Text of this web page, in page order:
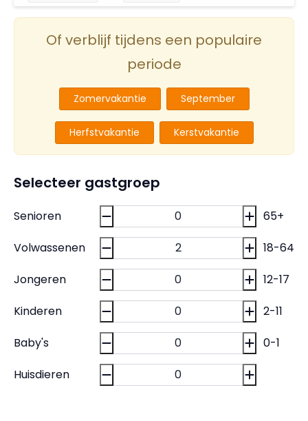
Of verblijf tijdens een populaire
periode
Zomervakantie September
Herfstvakantie Kerstvakantie
Selecteer gastgroep
Senioren
65+
Volwassenen
18-64
Jongeren
12-17
Kinderen
2-11
Baby's
0-1
Huisdieren